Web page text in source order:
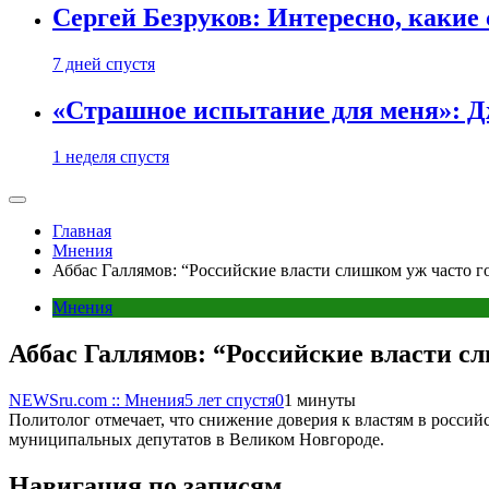
Сергей Безруков: Интересно,
7 дней спустя
«Страшное испытание для меня»:
1 неделя спустя
Главная
Мнения
Аббас Галлямов: “Российские власти слишком уж часто
Мнения
Аббас Галлямов: “Российские власти
NEWSru.com :: Мнения5 лет спустя01 минуты
Политолог отмечает, что снижение доверия к властям в
муниципальных депутатов в Великом Новгороде.